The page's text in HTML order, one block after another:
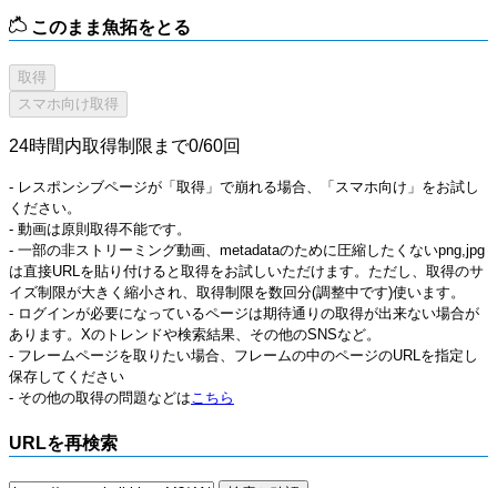
このまま魚拓をとる
24時間内取得制限まで0/60回
- レスポンシブページが「取得」で崩れる場合、「スマホ向け」をお試し
ください。
- 動画は原則取得不能です。
- 一部の非ストリーミング動画、metadataのために圧縮したくないpng,jpg
は直接URLを貼り付けると取得をお試しいただけます。ただし、取得のサ
イズ制限が大きく縮小され、取得制限を数回分(調整中です)使います。
- ログインが必要になっているページは期待通りの取得が出来ない場合が
あります。Xのトレンドや検索結果、その他のSNSなど。
- フレームページを取りたい場合、フレームの中のページのURLを指定し
保存してください
- その他の取得の問題などはこちら
URLを再検索